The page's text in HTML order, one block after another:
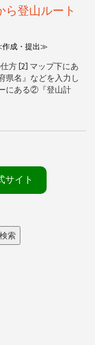
登山ルート
成・提出≫
方 [2] マップ下にあ
県名』などを入力し
にある②『登山計
サイト
検索